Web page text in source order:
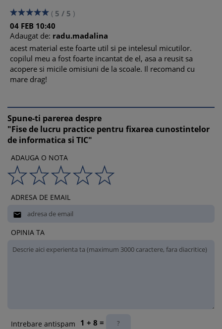
( 5 / 5 )
04 FEB 10:40
Adaugat de: radu.madalina
acest material este foarte util si pe intelesul micutilor.
copilul meu a fost foarte incantat de el, asa a reusit sa
acopere si micile omisiuni de la scoale. Il recomand cu
mare drag!
Spune-ti parerea despre
"Fise de lucru practice pentru fixarea cunostintelor
de informatica si TIC"
ADAUGA O NOTA
ADRESA DE EMAIL

OPINIA TA
Intrebare antispam
1 + 8 =